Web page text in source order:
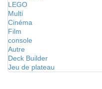
LEGO
Multi
Cinéma
Film
console
Autre
Deck Builder
Jeu de plateau